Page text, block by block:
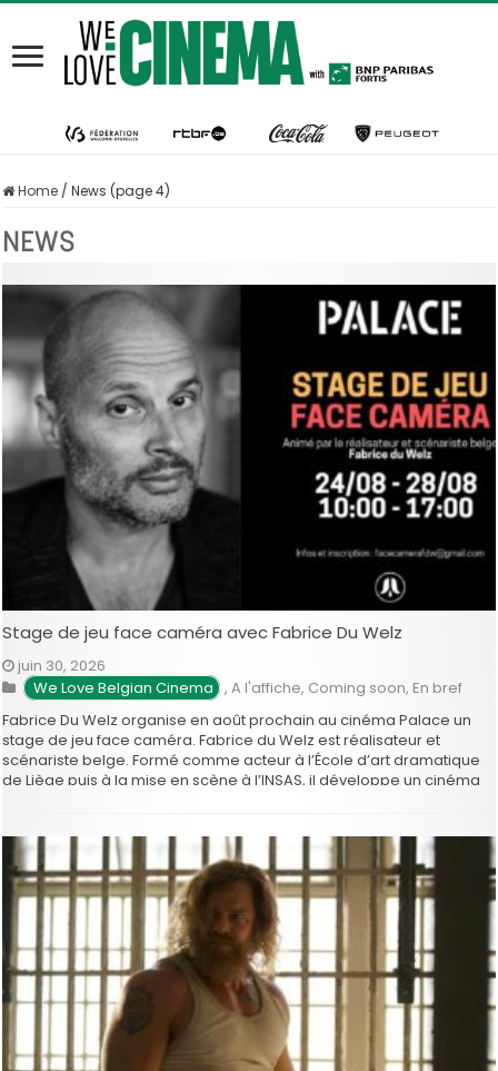
Home / News (page 4)
NEWS
Stage de jeu face caméra avec Fabrice Du Welz
juin 30, 2026
We Love Belgian Cinema ,A l'affiche, Coming soon, En bref
Fabrice Du Welz organise en août prochain au cinéma Palace un
stage de jeu face caméra. Fabrice du Welz est réalisateur et
scénariste belge. Formé comme acteur à l’École d’art dramatique
de Liège puis à la mise en scène à l’INSAS, il développe un cinéma